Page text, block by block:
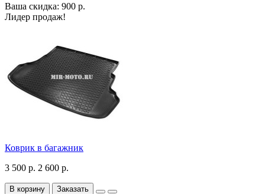
Ваша скидка: 900 р.
Лидер продаж!
Коврик в багажник
3 500 р. 2 600 р.
В корзину Заказать